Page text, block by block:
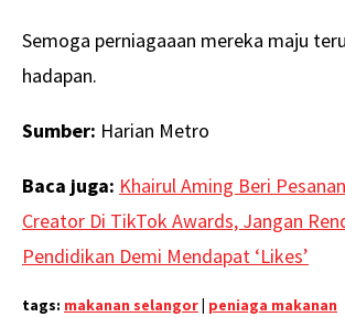
Semoga perniagaaan mereka maju
hadapan.
Sumber: Harian Metro
Baca juga: Khairul Aming Beri
Creator Di TikTok Awards, Jangan
Pendidikan Demi Mendapat ‘Likes’
tags: makanan selangor peniaga makanan